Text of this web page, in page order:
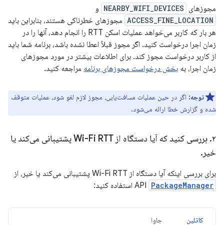
مجوزهای NEARBY_WIFI_DEVICES و
ACCESS_FINE_LOCATION مجوزهای خطرناکی هستند، بنابراین باید
هر بار که کاربر می‌خواهد عملیات اسکن RTT را انجام دهد، آنها را در
زمان اجرا درخواست کنید. اگر مجوز قبلاً اعطا نشده باشد، برنامه شما باید
از کاربر درخواست مجوز کند. برای اطلاعات بیشتر در مورد مجوزهای
زمان اجرا، به بخش درخواست مجوزهای برنامه مراجعه کنید.
توجه: اگر در حین عملیات مسافت‌یابی، مجوز لازم لغو شود، عملیات متوقف
شده و گزارش خطا ارائه می‌شود.
۲.
بررسی کنید که آیا دستگاه از Wi-Fi RTT پشتیبانی می‌کند یا
خیر.
برای بررسی اینکه آیا دستگاه از Wi-Fi RTT پشتیبانی می‌کند یا خیر، از
API PackageManager استفاده کنید:
کاتلین جاوا